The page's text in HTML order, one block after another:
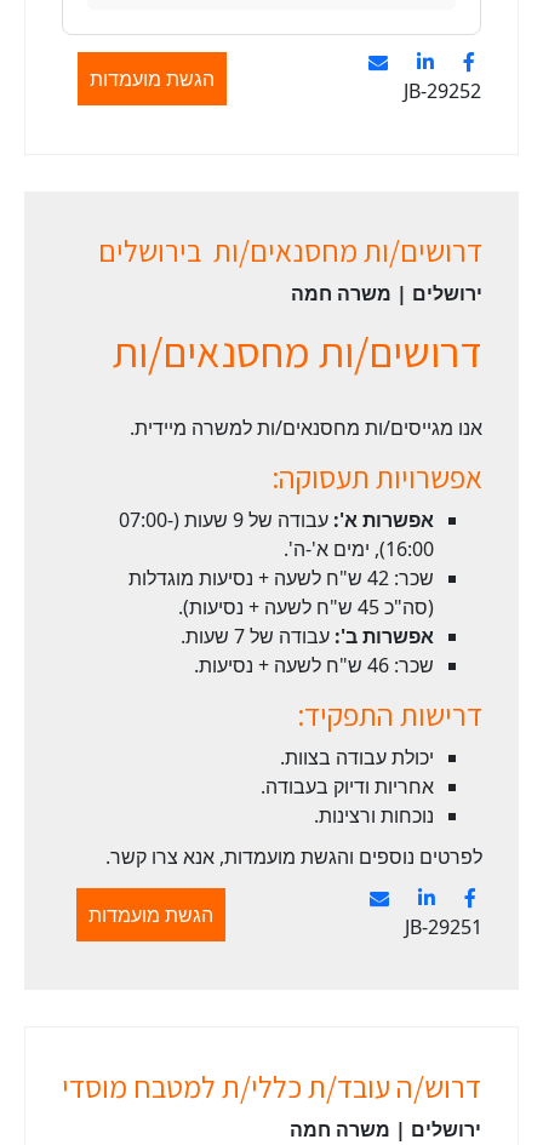
JB-29252 הגשת מועמדות
דרושים/ות מחסנאים/ות בירושלים
ירושלים | משרה חמה
דרושים/ות מחסנאים/ות
אנו מגייסים/ות מחסנאים/ות למשרה מיידית.
אפשרויות תעסוקה:
אפשרות א':
עבודה של 9 שעות (07:00-
16:00), ימים א'-ה'.
שכר: 42 ש"ח לשעה + נסיעות מוגדלות
(סה"כ 45 ש"ח לשעה + נסיעות).
אפשרות ב': עבודה של 7 שעות.
שכר: 46 ש"ח לשעה + נסיעות.
דרישות התפקיד:
יכולת עבודה בצוות.
אחריות ודיוק בעבודה.
נוכחות ורצינות.
לפרטים נוספים והגשת מועמדות, אנא צרו קשר.
JB-29251 הגשת מועמדות
דרוש/ה עובד/ת כללי/ת למטבח מוסדי
ירושלים | משרה חמה